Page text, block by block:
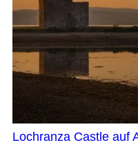
Lochranza Castle auf